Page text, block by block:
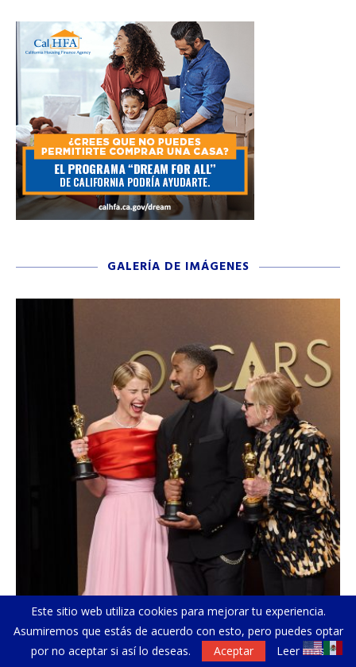
GALERÍA DE IMÁGENES
Fotos memorables de la edición 98 de la...
Este sitio web utiliza cookies para mejorar tu experiencia.
Asumiremos que estás de acuerdo con esto, pero puedes optar
por no aceptar si así lo deseas.
Aceptar Leer más